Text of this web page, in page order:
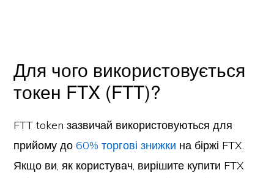
Для чого використовується
токен FTX (FTT)?
FTT token зазвичай використовуються для
прийому до60% торгові знижки на біржі FTX.
Якщо ви, як користувач, вирішите купити FTX